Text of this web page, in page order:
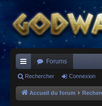
ac
co
Forums
Rechercher Connexion
Accueil du forum